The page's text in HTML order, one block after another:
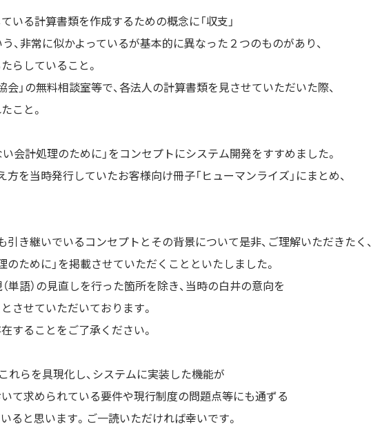
いる計算書類を作成するための概念に「収支」
う、非常に似かよっているが基本的に異なった２つのものがあり、
らしていること。
会」の無料相談室等で、各法人の計算書類を見させていただいた際、
こと。
い会計処理のために」をコンセプトにシステム開発をすすめました。
方を当時発行していたお客様向け冊子「ヒューマンライズ」にまとめ、
引き継いでいるコンセプトとその背景について是非、ご理解いただきたく、
のために」を掲載させていただくことといたしました。
単語）の見直しを行った箇所を除き、当時の白井の意向を
させていただいております。
することをご了承ください。
これらを具現化し、システムに実装した機能が
て求められている要件や現行制度の問題点等にも通ずる
ると思います。ご一読いただければ幸いです。